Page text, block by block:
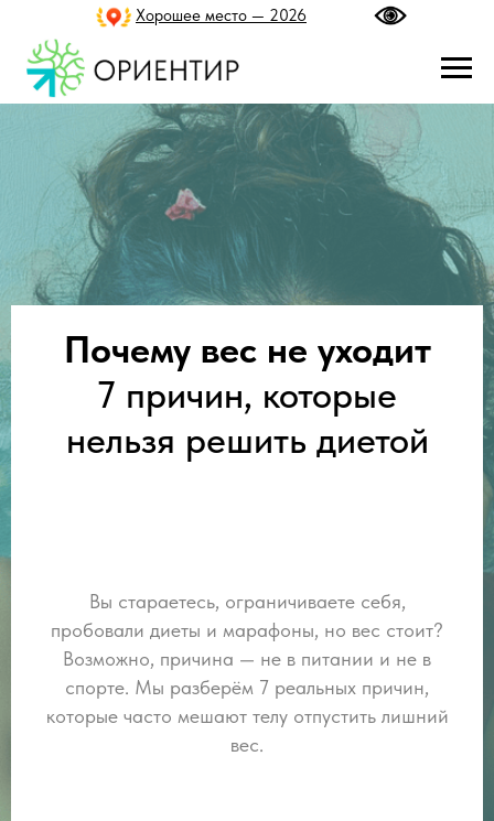
Хорошее место — 2026
Почему вес не уходит
7 причин, которые
нельзя решить диетой
Вы стараетесь, ограничиваете себя,
пробовали диеты и марафоны, но вес стоит?
Возможно, причина — не в питании и не в
спорте. Мы разберём 7 реальных причин,
которые часто мешают телу отпустить лишний
вес.